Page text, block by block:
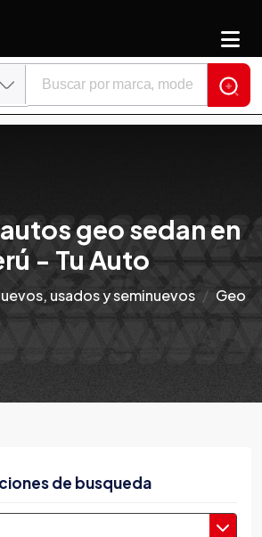
geo sedan en
- Tu Auto
usados y seminuevos Geo
de busqueda